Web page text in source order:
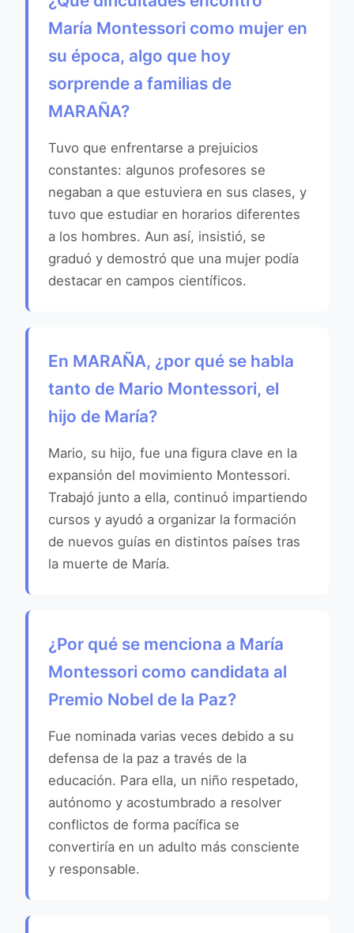
María Montessori como mujer en
su época, algo que hoy
sorprende a familias de
MARAÑA?
Tuvo que enfrentarse a prejuicios
constantes: algunos profesores se
negaban a que estuviera en sus clases, y
tuvo que estudiar en horarios diferentes
a los hombres. Aun así, insistió, se
graduó y demostró que una mujer podía
destacar en campos científicos.
En MARAÑA, ¿por qué se habla
tanto de Mario Montessori, el
hijo de María?
Mario, su hijo, fue una figura clave en la
expansión del movimiento Montessori.
Trabajó junto a ella, continuó impartiendo
cursos y ayudó a organizar la formación
de nuevos guías en distintos países tras
la muerte de María.
¿Por qué se menciona a María
Montessori como candidata al
Premio Nobel de la Paz?
Fue nominada varias veces debido a su
defensa de la paz a través de la
educación. Para ella, un niño respetado,
autónomo y acostumbrado a resolver
conflictos de forma pacífica se
convertiría en un adulto más consciente
y responsable.